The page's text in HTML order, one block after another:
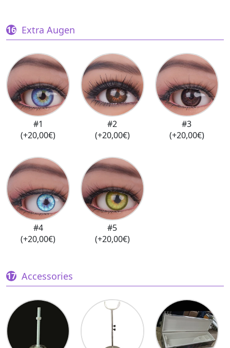
Extra Augen
#1
(+20,00€)
#2
(+20,00€)
#3
(+20,00€)
#4
(+20,00€)
#5
(+20,00€)
Accessories